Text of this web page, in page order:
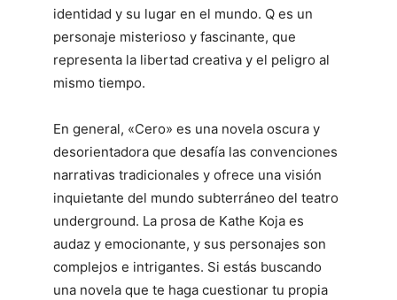
identidad y su lugar en el mundo. Q es un
personaje misterioso y fascinante, que
representa la libertad creativa y el peligro al
mismo tiempo.
En general, «Cero» es una novela oscura y
desorientadora que desafía las convenciones
narrativas tradicionales y ofrece una visión
inquietante del mundo subterráneo del teatro
underground. La prosa de Kathe Koja es
audaz y emocionante, y sus personajes son
complejos e intrigantes. Si estás buscando
una novela que te haga cuestionar tu propia